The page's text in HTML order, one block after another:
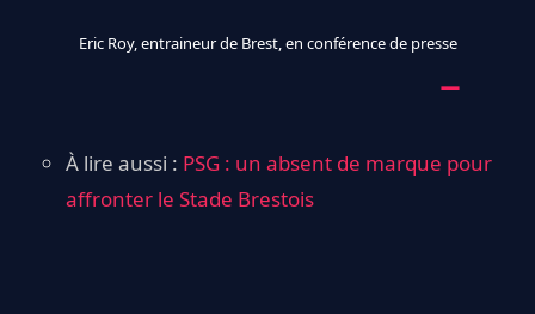
Eric Roy, entraineur de Brest, en conférence de presse
À lire aussi : PSG : un absent de marque pour
affronter le Stade Brestois